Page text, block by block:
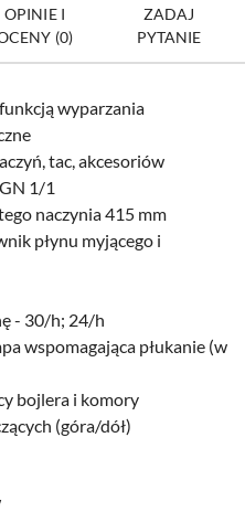
OPINIE I
(0)
ZADAJ
PYTANIE
wyparzania
tac, akcesoriów
1/1
naczynia 415 mm
płynu myjącego i
- 30/h; 24/h
wspomagająca płukanie (w
bojlera i komory
(góra/dół)